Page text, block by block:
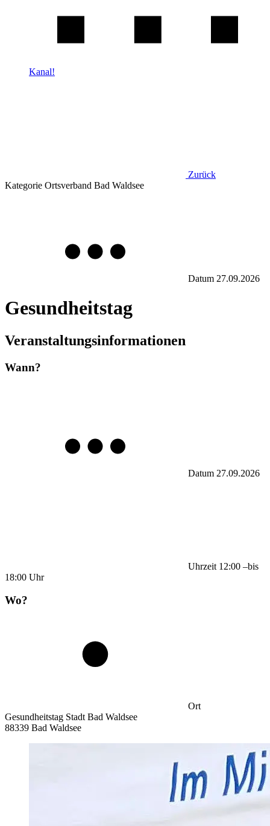
Kanal!
Zurück
Kategorie Ortsverband Bad Waldsee
Datum 27.09.2026
Gesundheitstag
Veranstaltungsinformationen
Wann?
Datum 27.09.2026
Uhrzeit 12:00 –bis
18:00 Uhr
Wo?
Ort
Gesundheitstag Stadt Bad Waldsee
88339 Bad Waldsee